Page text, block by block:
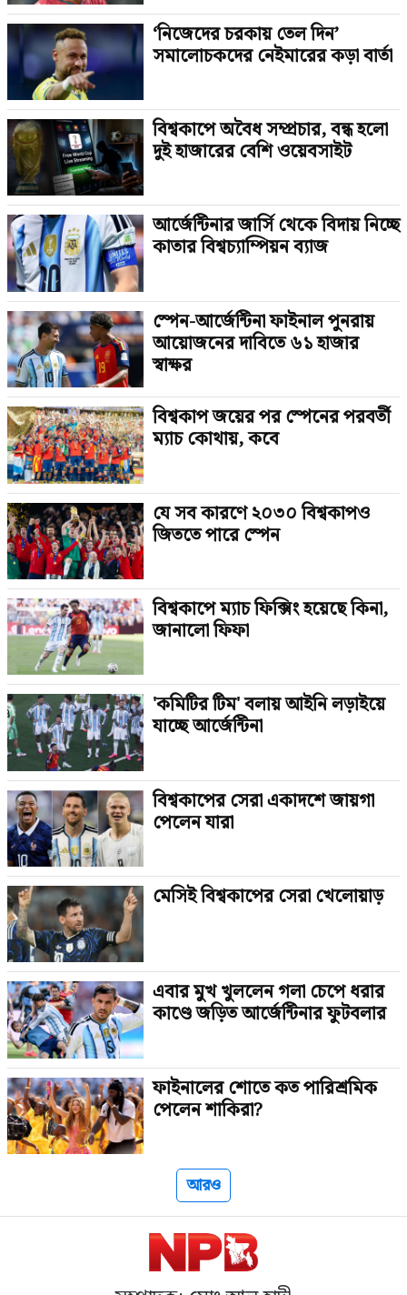
‘নিজেদের চরকায় তেল দিন’
সমালোচকদের নেইমারের কড়া বার্তা
বিশ্বকাপে অবৈধ সম্প্রচার, বন্ধ হলো
দুই হাজারের বেশি ওয়েবসাইট
আর্জেন্টিনার জার্সি থেকে বিদায় নিচ্ছে
কাতার বিশ্বচ্যাম্পিয়ন ব্যাজ
স্পেন-আর্জেন্টিনা ফাইনাল পুনরায়
আয়োজনের দাবিতে ৬১ হাজার
স্বাক্ষর
বিশ্বকাপ জয়ের পর স্পেনের পরবর্তী
ম্যাচ কোথায়, কবে
যে সব কারণে ২০৩০ বিশ্বকাপও
জিততে পারে স্পেন
বিশ্বকাপে ম্যাচ ফিক্সিং হয়েছে কিনা,
জানালো ফিফা
'কমিটির টিম' বলায় আইনি লড়াইয়ে
যাচ্ছে আর্জেন্টিনা
বিশ্বকাপের সেরা একাদশে জায়গা
পেলেন যারা
মেসিই বিশ্বকাপের সেরা খেলোয়াড়
এবার মুখ খুললেন গলা চেপে ধরার
কাণ্ডে জড়িত আর্জেন্টিনার ফুটবলার
ফাইনালের শোতে কত পারিশ্রমিক
পেলেন শাকিরা?
আরও